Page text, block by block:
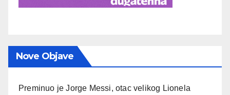
Nove Objave
Preminuo je Jorge Messi, otac velikog Lionela